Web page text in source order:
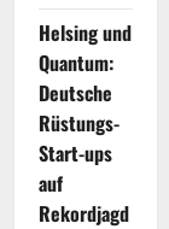
Helsing und
Quantum:
Deutsche
Rüstungs-
Start-ups
auf
Rekordjagd